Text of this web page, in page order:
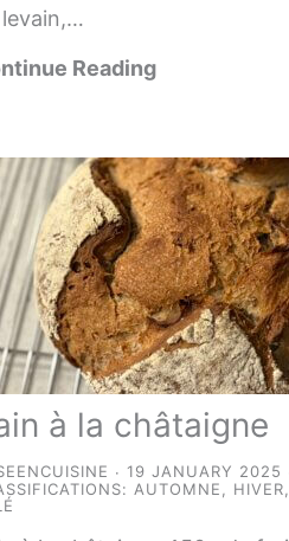
Reading
à la châtaigne
19 JANUARY 2025
AUTOMNE HIVER